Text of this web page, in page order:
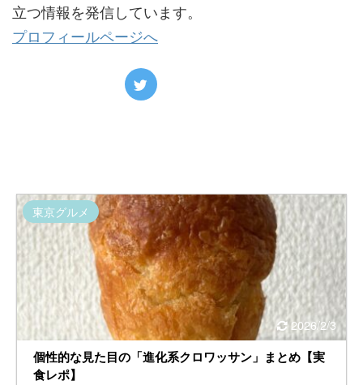
立つ情報を発信しています。
プロフィールページへ
2026/2/3
東京グルメ
個性的な見た目の「進化系クロワッサン」まとめ【実
食レポ】